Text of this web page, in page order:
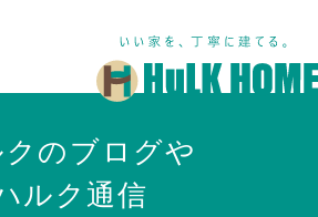
のブログや
ルク通信